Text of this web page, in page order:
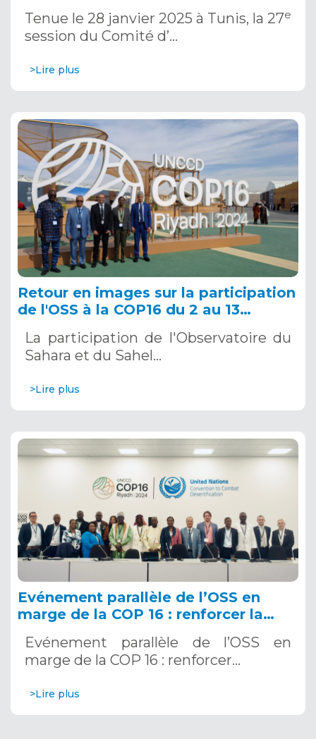
Tenue le 28 janvier 2025 à Tunis, la 27e
session du Comité d’…
>Lire plus
Retour en images sur la participation
de l'OSS à la COP16 du 2 au 13
Saoudite
La participation de l'Observatoire du
Sahara et du Sahel…
>Lire plus
Evénement parallèle de l’OSS en
marge de la COP 16 : renforcer la
Systèmes d’Alerte Précoce
Multirisques. 12 décembre 2024
Evénement parallèle de l’OSS en
marge de la COP 16 : renforcer…
>Lire plus